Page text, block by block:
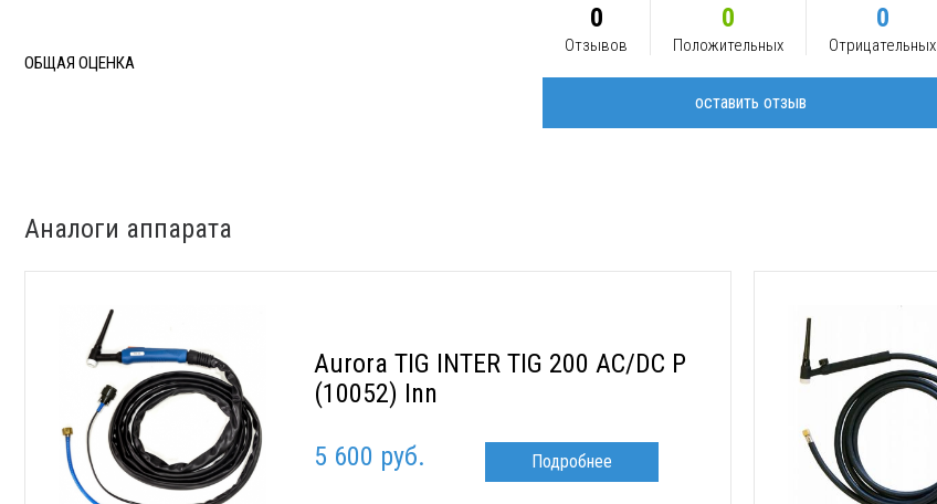
ОБЩАЯ ОЦЕНКА
0
Отзывов
0
Положительных
0
Отрицательных
оставить отзыв
Аналоги аппарата
Aurora TIG INTER TIG 200 AC/DC P
(10052) Inn
5 600 руб. Подробнее